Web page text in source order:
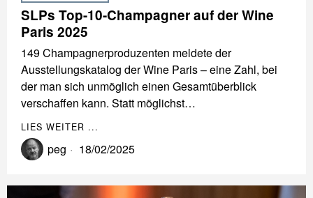
SLPs Top-10-Champagner auf der Wine
Paris 2025
149 Champagnerproduzenten meldete der
Ausstellungskatalog der Wine Paris – eine Zahl, bei
der man sich unmöglich einen Gesamtüberblick
verschaffen kann. Statt möglichst…
LIES WEITER ...
peg 18/02/2025